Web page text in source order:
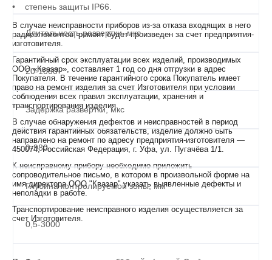
Длительность развертки, мкс
20-1000
Задержка развертки, мкс
0-980
Глубина контролируемой зоны, мм
0,5-3000
• степень защиты IP66.
В случае неисправности приборов из-за отказа входящих в него
радиоэлементов, ремонт будет произведен за счет предприятия-
изготовителя.
Гарантийный срок эксплуатации всех изделий, производимых
ООО «Квазар», составляет 1 год со дня отгрузки в адрес
Покупателя. В течение гарантийного срока Покупатель имеет
право на ремонт изделия за счет Изготовителя при условии
соблюдения всех правил эксплуатации, хранения и
транспортирования изделия.
В случае обнаружения дефектов и неисправностей в период
действия гарантийных обязательств, изделие должно быть
направлено на ремонт по адресу предприятия-изготовителя —
450074, Российская Федерация, г. Уфа, ул. Пугачёва 1/1.
К неисправному прибору необходимо приложить
сопроводительное письмо, в котором в произвольной форме на
имя директора ООО "Квазар" указать выявленные дефекты и
неполадки в работе.
Транспортирование неисправного изделия осуществляется за
счет Изготовителя.